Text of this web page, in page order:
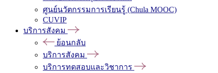
ศูนย์นวัตกรรมการเรียนรู้ (Chula MOOC)
CUVIP
บริการสังคม
ย้อนกลับ
บริการสังคม
บริการทดสอบและวิชาการ